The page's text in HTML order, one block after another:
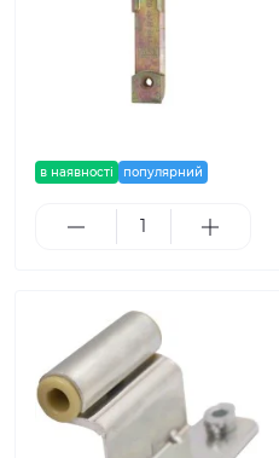
в наявності популярний